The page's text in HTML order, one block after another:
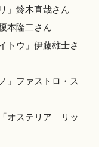
」鈴木直哉さん
本隆二さん
ウ」伊藤雄士さ
ファストロ・ス
オステリア リッ